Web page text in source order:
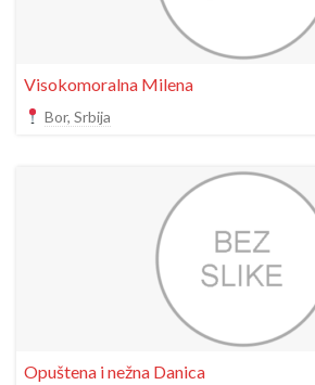
Visokomoralna Milena
Bor, Srbija
Opuštena i nežna Danica